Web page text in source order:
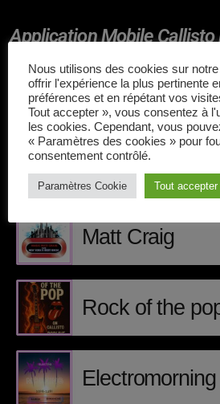
Callisto concerts
DJ
Dream Trance
Electronic music
Events
Featured
French touch
Highlights
Music
News
pop electro
Application Mobile Callisto
ÉPISODES DE PODCAST
Matt Craig
Rock of the
Electromorning
Nous utilisons des cookies sur
offrir l'expérience la plus pertinente
préférences et en répétant vos
Tout accepter », vous consentez à
les cookies. Cependant, vous
« Paramètres des cookies » pour
consentement contrôlé.
Paramètres Cookie Tout accepter